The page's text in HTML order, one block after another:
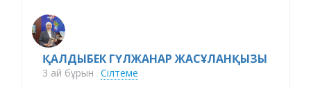
ҚАЛДЫБЕК ГҮЛЖАНАР ЖАСҰЛАНҚЫЗЫ
3 ай бұрын Сілтеме